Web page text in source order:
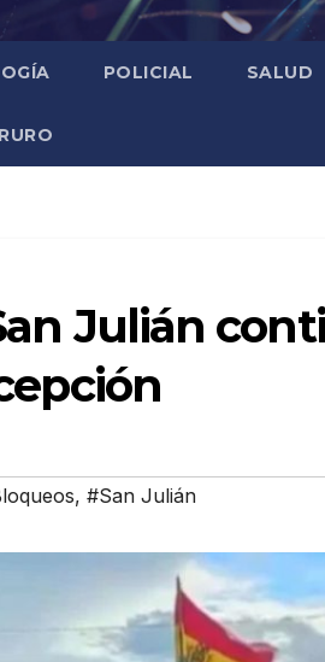
POLICIAL SALUD
Julián
, #San Julián